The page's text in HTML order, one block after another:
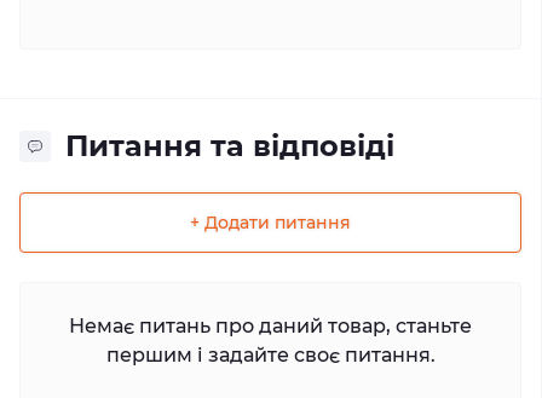
Питання та відповіді
+ Додати питання
Немає питань про даний товар, станьте
першим і задайте своє питання.